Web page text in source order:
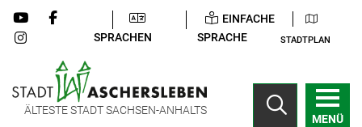
SPRACHEN
EINFACHE
SPRACHE
STADTPLAN
ÄLTESTE STADT SACHSEN-ANHALTS
MENÜ